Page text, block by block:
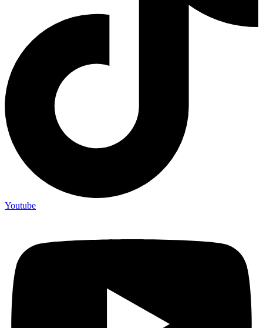
Youtube